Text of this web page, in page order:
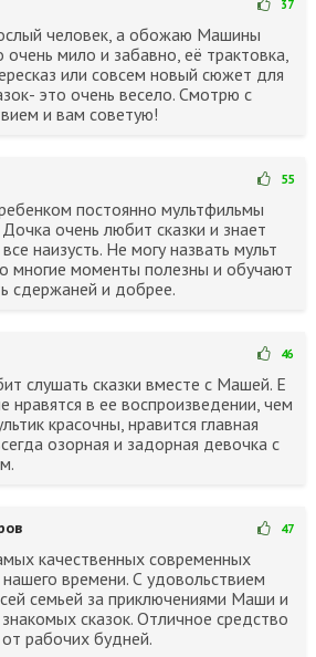
37
человек, а обожаю Машины
очень мило и забавно, её трактовка,
или совсем новый сюжет для
это очень весело. Смотрю с
и вам советую!
55
постоянно мультфильмы
очень любит сказки и знает
наизусть. Не могу назвать мульт
многие моменты полезны и обучают
сдержаней и добрее.
46
слушать сказки вместе с Машей. Е
нравятся в ее воспроизведении, чем
красочны, нравится главная
озорная и задорная девочка с
47
качественных современных
времени. С удовольствием
семьей за приключениями Маши и
сказок. Отличное средство
рабочих будней.